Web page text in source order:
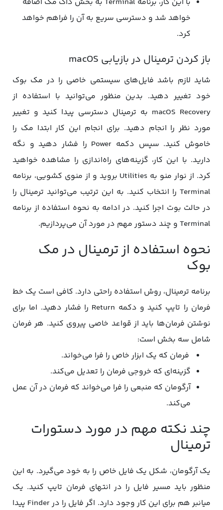
خواهد شد و دسترسی سریع به آن را فراهم خواهد
کرد.
باز کردن ترمینال در بازیابی macOS
شاید لازم باشد فایل‌های سیستمی خاصی را در مک بوک
خود تغییر دهید. بدین منظور می‌توانید با استفاده از
macOS Recovery به ترمینال دسترسی پیدا کنید و تغییر
مورد نظر را انجام دهید. برای انجام این کار ابتدا مک را
خاموش کنید. سپس دکمه Power را فشار دهید و نگه
دارید. با این کار، گزینه‌های راه‌اندازی را مشاهده خواهید
کرد. از نوار منو به Utilities بروید و از منوی کشویی، برنامه
Terminal را انتخاب کنید. به این ترتیب می‌توانید ترمینال را
در حالت بوت اجرا کنید. در ادامه به نحوه استفاده از برنامه
Terminal و چند دستور مهم در مورد آن می‌پردازیم.
نحوه استفاده از ترمینال در مک
بوک
برنامه ترمینال، روش استفاده راحتی دارد. کافی است یک خط
فرمان را تایپ کنید و دکمه Return را فشار دهید. اما برای
نوشتن‌ فرمان‌ها باید از قواعد خاصی پیروی کنید. هر فرمان
شامل سه بخش است:
فرمان که یک ابزار خاص را فرا می‌خواند.
گزینه‌ای که خروجی فرمان را تعدیل می‌کند.
آرگومان که منبعی را فرا می‌خواند که فرمان در آن عمل
می‌کند.
چند نکته مهم در مورد دستورات
ترمینال
یک آرگومان، شکل یک فایل خاص را به خود می‌گیرد. به این
منظور باید مسیر فایل را در انتهای فرمان تایپ کنید. یک
میانبر هم برای این کار وجود دارد. اگر فایل را در Finder پیدا